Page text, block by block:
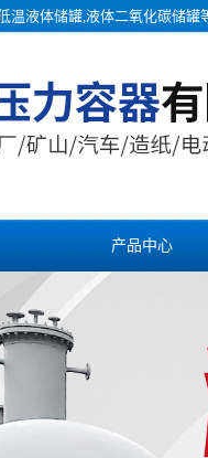
温液体储罐,液体二氧化碳储罐
产品中心